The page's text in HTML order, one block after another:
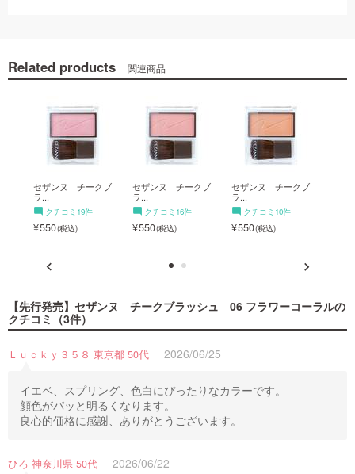
Related products 関連商品
セザンヌ チークブ
ラ...
クチコミ19件
550
セザンヌ チークブ
ラ...
クチコミ16件
550
セザンヌ チークブ
ラ...
クチコミ10件
550
【先行発売】セザンヌ チークブラッシュ 06 フラワーコーラルの
クチコミ（3件）
Ｌｕｃｋｙ３５８ 東京都 50代 2026/06/25
イエベ、スプリング、色白にぴったりなカラーです。
顔色がパッと明るくなります。
良心的価格に感謝、ありがとうございます。
ひろ 神奈川県 50代 2026/06/22